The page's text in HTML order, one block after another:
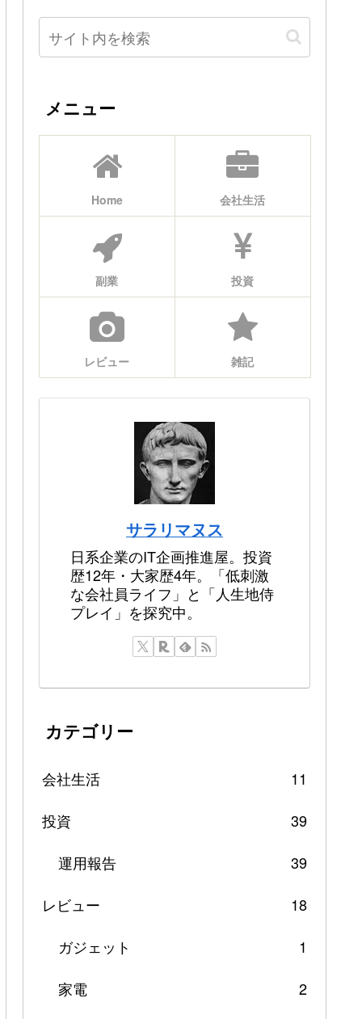
メニュー
Home 会社生活
副業 投資
レビュー 雑記
サラリマヌス
日系企業のIT企画推進屋。投資
歴12年・大家歴4年。「低刺激
な会社員ライフ」と「人生地侍
プレイ」を探究中。
カテゴリー
会社生活
11
投資
39
運用報告
39
レビュー
18
ガジェット
1
家電
2